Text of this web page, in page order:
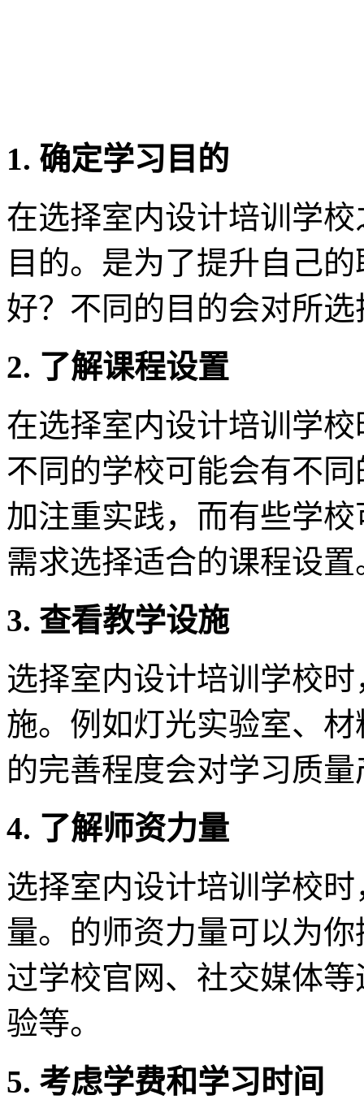
1. 确定学习目的
在选择室内设计培训学
目的。是为了提升自己
好？不同的目的会对所
2. 了解课程设置
在选择室内设计培训学
不同的学校可能会有不
加注重实践，而有些学
需求选择适合的课程设置
3. 查看教学设施
选择室内设计培训学校
施。例如灯光实验室、
的完善程度会对学习质
4. 了解师资力量
选择室内设计培训学校
量。的师资力量可以为
过学校官网、社交媒体
验等。
5. 考虑学费和学习时间